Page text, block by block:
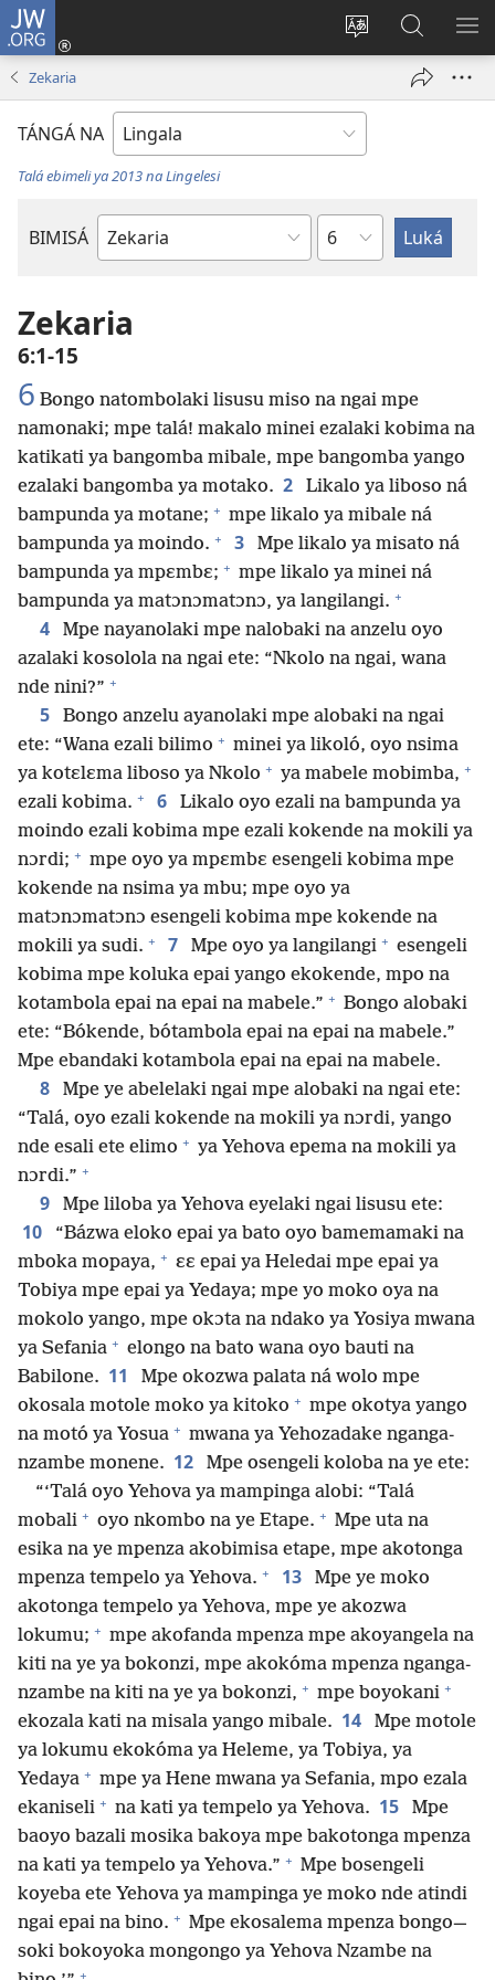
JW.ORG
Tyá
monɔkɔ
mosusu
Kokɔta
na
fenɛtrɛ
Luká
JW.ORG
Zekaria
TÁNGÁ NA
Talá ebimeli ya 2013 na Lingelesi
BIMISÁ
Mokanda
Biblia
Mokapo
Zekaria
6:1-15
6 Bongo natombolaki lisusu miso na ngai mpe
namonaki; mpe talá! makalo minei ezalaki kobima na
katikati ya bangomba mibale, mpe bangomba yango
ezalaki bangomba ya motako. 2
Likalo ya liboso ná
bampunda ya motane; + mpe likalo ya mibale ná
bampunda ya moindo. + 3
Mpe likalo ya misato ná
bampunda ya mpɛmbɛ; + mpe likalo ya minei ná
bampunda ya matɔnɔmatɔnɔ, ya langilangi. +
4
Mpe nayanolaki mpe nalobaki na anzelu oyo
azalaki kosolola na ngai ete: “Nkolo na ngai, wana
nde nini?” +
5
Bongo anzelu ayanolaki mpe alobaki na ngai
ete: “Wana ezali bilimo + minei ya likoló, oyo nsima
ya kotɛlɛma liboso ya Nkolo + ya mabele mobimba, +
ezali kobima. + 6
Likalo oyo ezali na bampunda ya
moindo ezali kobima mpe ezali kokende na mokili ya
nɔrdi; + mpe oyo ya mpɛmbɛ esengeli kobima mpe
kokende na nsima ya mbu; mpe oyo ya
matɔnɔmatɔnɔ esengeli kobima mpe kokende na
mokili ya sudi. + 7 Mpe oyo ya langilangi + esengeli
kobima mpe koluka epai yango ekokende, mpo na
kotambola epai na epai na mabele.” + Bongo alobaki
ete: “Bókende, bótambola epai na epai na mabele.”
Mpe ebandaki kotambola epai na epai na mabele.
8
Mpe ye abelelaki ngai mpe alobaki na ngai ete:
“Talá, oyo ezali kokende na mokili ya nɔrdi, yango
nde esali ete elimo + ya Yehova epema na mokili ya
nɔrdi.” +
9 Mpe liloba ya Yehova eyelaki ngai lisusu ete:
10
“Bázwa eloko epai ya bato oyo bamemamaki na
mboka mopaya, + ɛɛ epai ya Heledai mpe epai ya
Tobiya mpe epai ya Yedaya; mpe yo moko oya na
mokolo yango, mpe okɔta na ndako ya Yosiya mwana
ya Sefania + elongo na bato wana oyo bauti na
Babilone. 11
Mpe okozwa palata ná wolo mpe
okosala motole moko ya kitoko + mpe okotya yango
na motó ya Yosua + mwana ya Yehozadake nganga-
nzambe monene. 12
Mpe osengeli koloba na ye ete:
“‘Talá oyo Yehova ya mampinga alobi: “Talá
mobali + oyo nkombo na ye Etape. + Mpe uta na
esika na ye mpenza akobimisa etape, mpe akotonga
mpenza tempelo ya Yehova. + 13
Mpe ye moko
akotonga tempelo ya Yehova, mpe ye akozwa
lokumu; + mpe akofanda mpenza mpe akoyangela na
kiti na ye ya bokonzi, mpe akokóma mpenza nganga-
nzambe na kiti na ye ya bokonzi, + mpe boyokani +
ekozala kati na misala yango mibale. 14
Mpe motole
ya lokumu ekokóma ya Heleme, ya Tobiya, ya
Yedaya + mpe ya Hene mwana ya Sefania, mpo ezala
ekaniseli + na kati ya tempelo ya Yehova. 15
Mpe
baoyo bazali mosika bakoya mpe bakotonga mpenza
na kati ya tempelo ya Yehova.” + Mpe bosengeli
koyeba ete Yehova ya mampinga ye moko nde atindi
ngai epai na bino. + Mpe ekosalema mpenza bongo—
soki bokoyoka mongongo ya Yehova Nzambe na
+